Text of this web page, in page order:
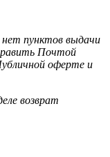
пунктов выдачи
Почтой
оферте и
возврат